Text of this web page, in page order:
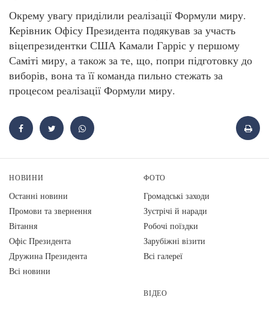
Окрему увагу приділили реалізації Формули миру.
Керівник Офісу Президента подякував за участь
віцепрезидентки США Камали Гарріс у першому
Саміті миру, а також за те, що, попри підготовку до
виборів, вона та її команда пильно стежать за
процесом реалізації Формули миру.
НОВИНИ
Останні новини
Промови та звернення
Вiтання
Офіс Президента
Дружина Президента
Всі новини
ФОТО
Громадські заходи
Зустрічі й наради
Робочі поїздки
Зарубіжні візити
Всі галереї
ВІДЕО